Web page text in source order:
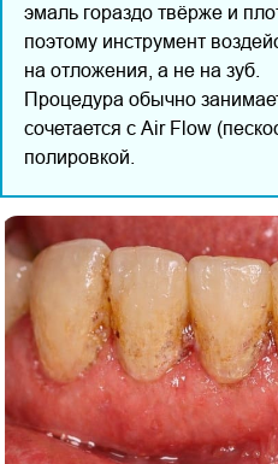
эмаль гораздо твёрже и
поэтому инструмент
на отложения, а не на зуб.
Процедура обычно
сочетается с Air Flow
полировкой.